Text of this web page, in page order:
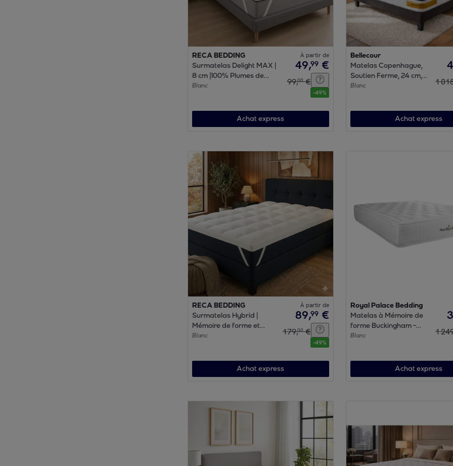
RECA BEDDING
Surmatelas Delight MAX |
8 cm |100% Plumes de
canard | Sangles de
Blanc
À partir de
49,99 €
99,00 €
-49%
Achat express
Bellecour
Matelas Copenhague,
Soutien Ferme, 24 cm,
Mémoire de Forme &
Blanc 1
Achat express
RECA BEDDING
Surmatelas Hybrid |
Mémoire de forme et
microfibre | 8 cm |
Blanc
À partir de
89,99 €
179,00 €
-49%
Achat express
Royal Palace Bedding
Matelas à Mémoire de
forme Buckingham -
30cm d'épaisseurs et 7
Blanc 1
Achat express